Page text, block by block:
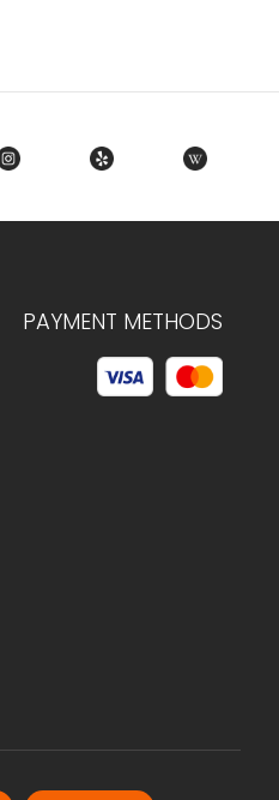
PAYMENT METHODS
© 2026 C.HAGELSTAM